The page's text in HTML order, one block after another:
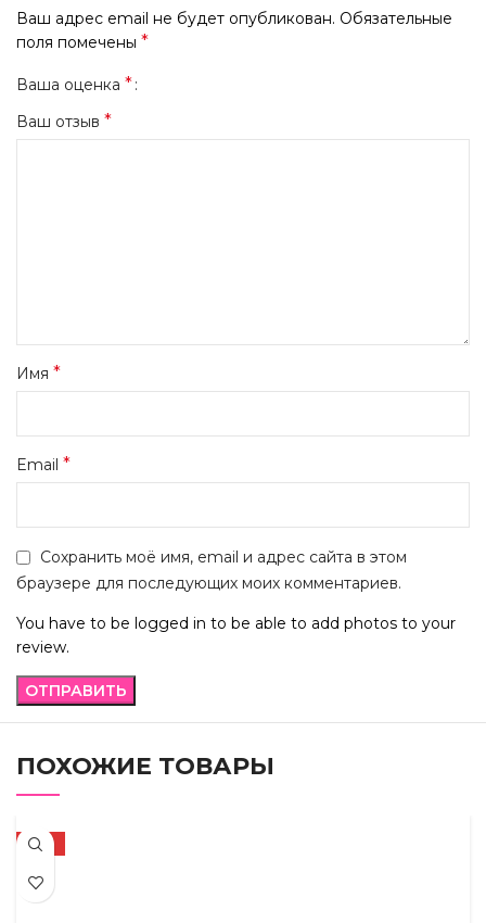
Ваш адрес email не будет опубликован. Обязательные
поля помечены *
Ваша оценка *
Ваш отзыв *
Имя *
Email *
Сохранить моё имя, email и адрес сайта в этом
браузере для последующих моих комментариев.
You have to be logged in to be able to add photos to your
review.
ПОХОЖИЕ ТОВАРЫ
-17%